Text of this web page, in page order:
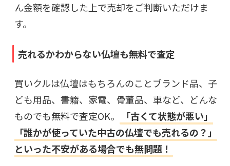
ん金額を確認した上で売却をご判断いただけま
す。
売れるかわからない仏壇も無料で査定
買いクルは仏壇はもちろんのことブランド品、子
ども用品、書籍、家電、骨董品、車など、どんな
ものでも無料で査定OK。
「古くて状態が悪い」
「誰かが使っていた中古の仏壇でも売れるの？」
といった不安がある場合でも無問題！